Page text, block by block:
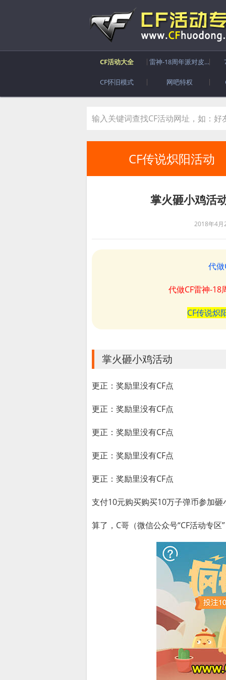
CF活动大全 雷神-18周年派对皮肤
CF怀旧模式 网吧特权
CF传说炽阳活动
掌火砸小鸡活
2018年4月
代
代做CF雷神-18
CF传说炽
掌火砸小鸡活动
更正：奖励里没有CF点
更正：奖励里没有CF点
更正：奖励里没有CF点
更正：奖励里没有CF点
更正：奖励里没有CF点
支付10元购买购买10万子弹币参加
算了，C哥（微信公众号“CF活动专